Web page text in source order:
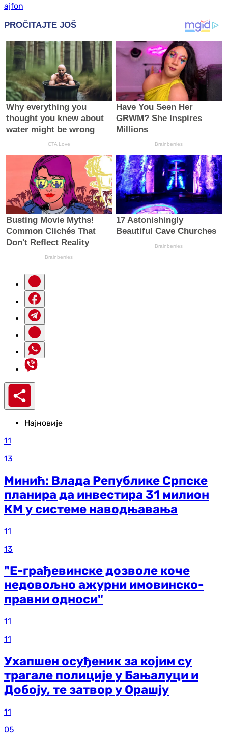
ajfon
Најновије
11
13
Минић: Влада Републике Српске
планира да инвестира 31 милион
КМ у системе наводњавања
11
13
"Е-грађевинске дозволе коче
недовољно ажурни имовинско-
правни односи"
11
11
Ухапшен осуђеник за којим су
трагале полиције у Бањалуци и
Добоју, те затвор у Орашју
11
05